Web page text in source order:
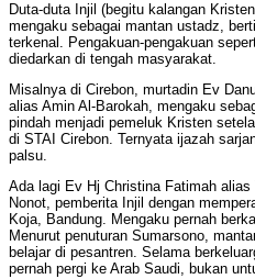
Duta-duta Injil (begitu kalangan
mengaku sebagai mantan ustadz,
terkenal. Pengakuan-pengakuan
diedarkan di tengah masyarakat.
Misalnya di Cirebon, murtadin Ev
alias Amin Al-Barokah, mengaku
pindah menjadi pemeluk Kristen
di STAI Cirebon. Ternyata ijazah
palsu.
Ada lagi Ev Hj Christina Fatimah
Nonot, pemberita Injil dengan
Koja, Bandung. Mengaku pernah
Menurut penuturan Sumarsono,
belajar di pesantren. Selama
pernah pergi ke Arab Saudi, bukan